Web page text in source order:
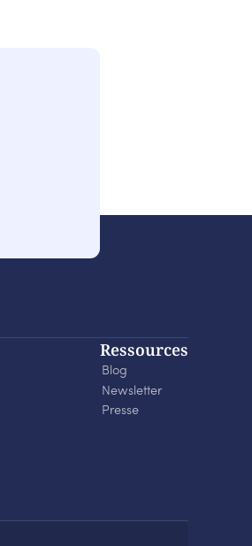
Ressources
Blog
Newsletter
Presse